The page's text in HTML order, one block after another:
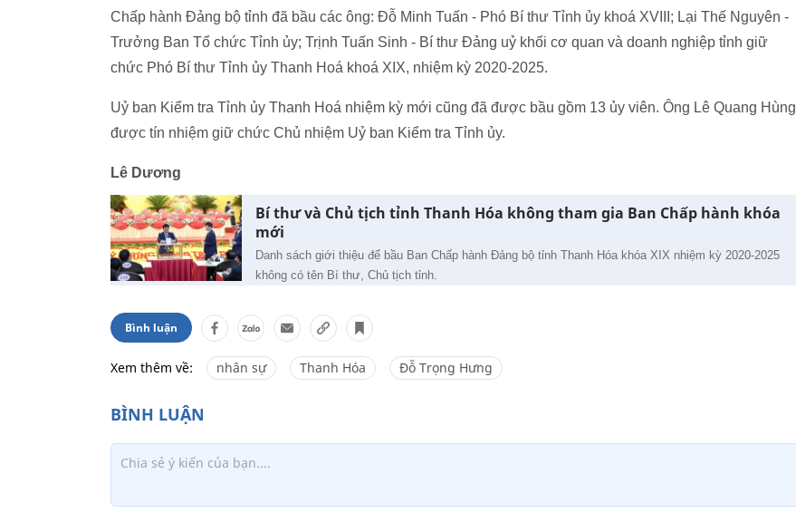
Chấp hành Đảng bộ tỉnh đã bầu các ông: Đỗ Minh Tuấn - Phó Bí thư Tỉnh ủy khoá XVIII; Lại Thế Nguyên -
Trưởng Ban Tổ chức Tỉnh ủy; Trịnh Tuấn Sinh - Bí thư Đảng uỷ khối cơ quan và doanh nghiệp tỉnh giữ
chức Phó Bí thư Tỉnh ủy Thanh Hoá khoá XIX, nhiệm kỳ 2020-2025.
Uỷ ban Kiểm tra Tỉnh ủy Thanh Hoá nhiệm kỳ mới cũng đã được bầu gồm 13 ủy viên. Ông Lê Quang Hùng
được tín nhiệm giữ chức Chủ nhiệm Uỷ ban Kiểm tra Tỉnh ủy.
Lê Dương
Bí thư và Chủ tịch tỉnh Thanh Hóa không tham gia Ban Chấp hành khóa
mới
Danh sách giới thiệu để bầu Ban Chấp hành Đảng bộ tỉnh Thanh Hóa khóa XIX nhiệm kỳ 2020-2025
không có tên Bí thư, Chủ tịch tỉnh.
Bình luận
Xem thêm về: nhân sự Thanh Hóa Đỗ Trọng Hưng